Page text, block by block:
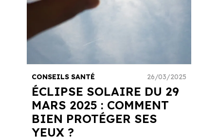
ÉCLIPSE SOLAIRE DU 29
MARS 2025 : COMMENT
BIEN PROTÉGER SES
YEUX ?
CONSEILS SANTÉ 26/03/2025